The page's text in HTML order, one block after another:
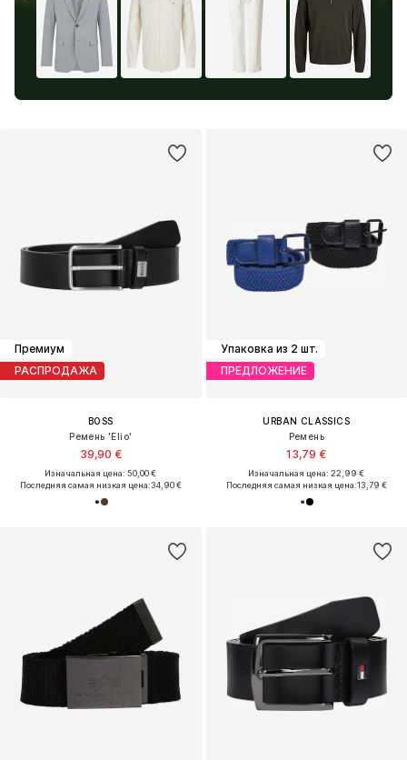
Премиум
РАСПРОДАЖА
BOSS
Ремень 'Elio'
39,90 €
Изначальная цена: 50,00 €
Последняя самая низкая цена:34,90 €
Упаковка из 2 шт.
ПРЕДЛОЖЕНИЕ
URBAN CLASSICS
Ремень
13,79 €
Изначальная цена: 22,99 €
Последняя самая низкая цена:13,79 €